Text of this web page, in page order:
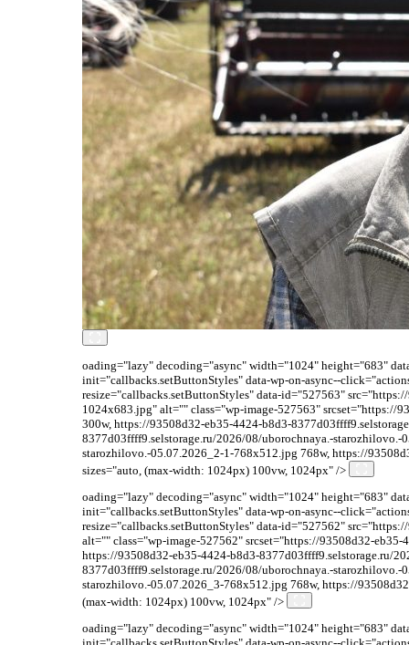
oading="lazy" decoding="async" width="1024" height="683"
init="callbacks.setButtonStyles" data-wp-on-async--
resize="callbacks.setButtonStyles" data-id="527563"
1024x683.jpg" alt="" class="wp-image-527563" srcset="https://
300w, https://93508d32-eb35-4424-b8d3-
8377d03ffff9.selstorage.ru/2026/08/uborochnaya.-
starozhilovo.-05.07.2026_2-1-768x512.jpg 768w, https://
sizes="auto, (max-width: 1024px) 100vw, 1024px" />
oading="lazy" decoding="async" width="1024" height="683"
init="callbacks.setButtonStyles" data-wp-on-async--
resize="callbacks.setButtonStyles" data-id="527562"
alt="" class="wp-image-527562" srcset="https://93508d32-
https://93508d32-eb35-4424-b8d3-8377d03ffff9.selstorage.ru/
8377d03ffff9.selstorage.ru/2026/08/uborochnaya.-
starozhilovo.-05.07.2026_3-768x512.jpg 768w, https://
(max-width: 1024px) 100vw, 1024px" />
oading="lazy" decoding="async" width="1024" height="683"